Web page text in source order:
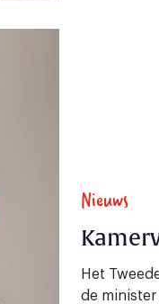
Nieuws
Het
de minister